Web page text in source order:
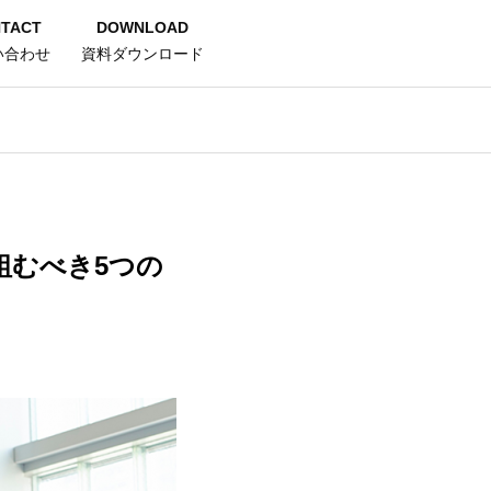
合わせ
DOWNLOAD
資料ダウンロード
むべき5つの